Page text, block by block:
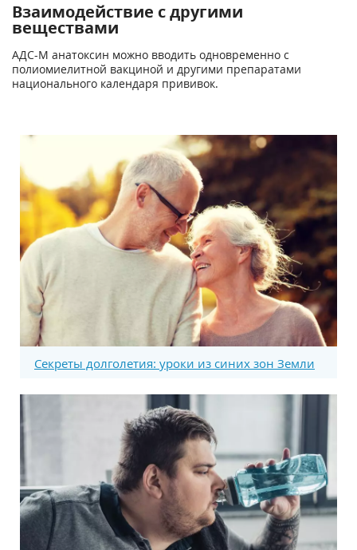
Взаимодействие с другими
веществами
АДС-М анатоксин можно вводить одновременно с
полиомиелитной вакциной и другими препаратами
национального календаря прививок.
Секреты долголетия: уроки из синих зон Земли